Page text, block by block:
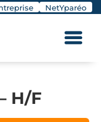
NetYparéo
H/F